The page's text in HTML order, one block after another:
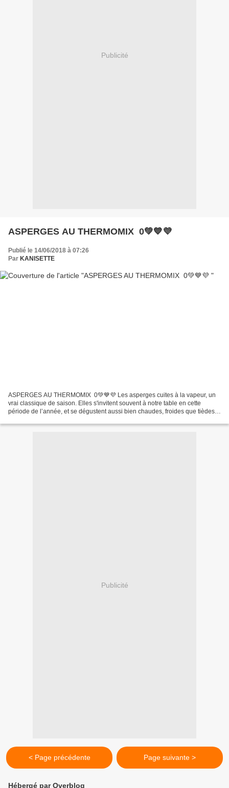
Publicité
ASPERGES AU THERMOMIX 0💚💙💜
Publié le 14/06/2018 à 07:26
Par KANISETTE
ASPERGES AU THERMOMIX 0💚💙💜 Les asperges cuites à la vapeur, un
vrai classique de saison. Elles s'invitent souvent à notre table en cette
période de l’année, et se dégustent aussi bien chaudes, froides que tièdes.
Publicité
< Page précédente Page suivante >
Hébergé par Overblog